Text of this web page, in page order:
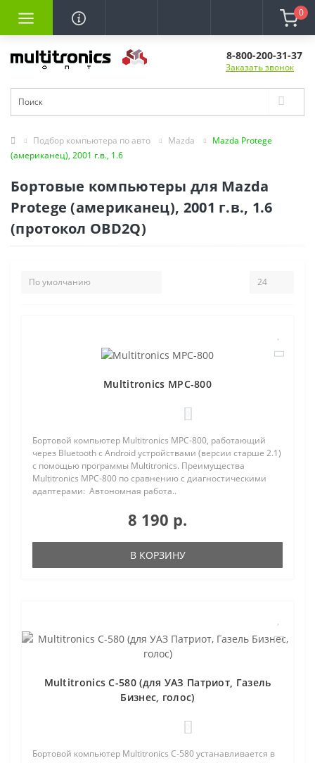
0
8-800-200-31-37
Заказать звонок
Подбор компьютера по авто Mazda
Mazda Protege
(американец), 2001 г.в., 1.6
Бортовые компьютеры для Mazda
Protege (американец), 2001 г.в., 1.6
(протокол OBD2Q)
Multitronics MPC-800
Бортовой компьютер Multitronics MPC-800, работающий
через Bluetooth с Android устройствами (версии старше 2.1)
с помощью программы Multitronics. Преимущества
Multitronics MPC-800 по сравнению с диагностическими
адаптерами: Автономная работа..
8 190 р.
В КОРЗИНУ
Multitronics C-580 (для УАЗ Патриот, Газель
Бизнес, голос)
Бортовой компьютер Multitronics C-580 устанавливается в